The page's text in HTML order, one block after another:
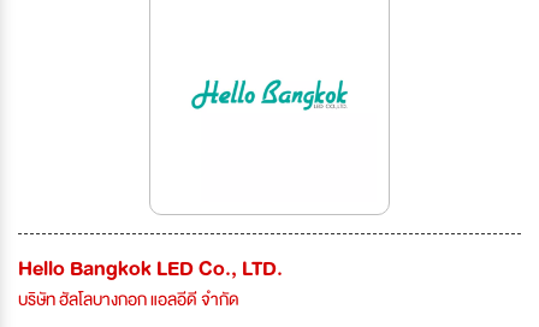
Hello Bangkok LED Co., LTD.
บริษัท ฮัลโลบางกอก แอลอีดี จำกัด